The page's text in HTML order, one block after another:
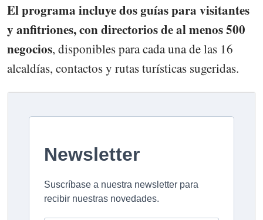
El programa incluye dos guías para visitantes
y anfitriones, con directorios de al menos 500
negocios, disponibles para cada una de las 16
alcaldías, contactos y rutas turísticas sugeridas.